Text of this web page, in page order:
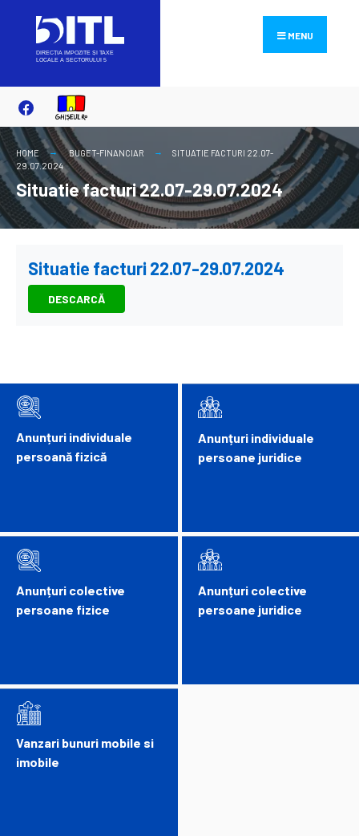
content
MENU
HOME BUGET-FINANCIAR
SITUATIE FACTURI 22.07-
29.07.2024
Situatie facturi 22.07-29.07.2024
Situatie facturi 22.07-29.07.2024
DESCARCĂ
Anunțuri individuale
persoană fizică
Anunțuri colective
persoane fizice
Vanzari bunuri mobile si
imobile
Anunțuri individuale
persoane juridice
Anunțuri colective
persoane juridice
for: